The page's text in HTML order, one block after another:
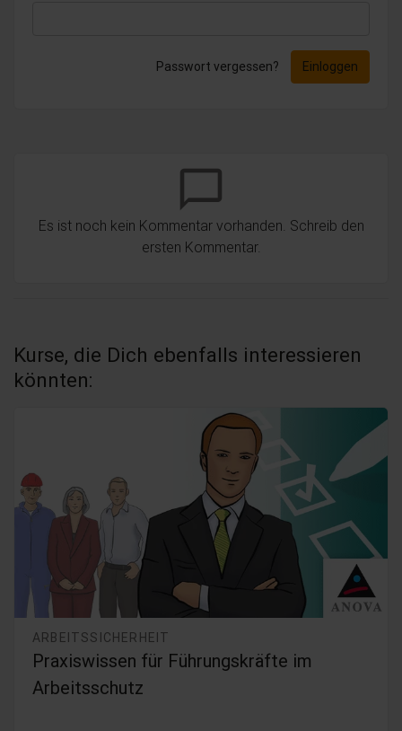
Passwort vergessen? Einloggen
chat_bubble_outline
Es ist noch kein Kommentar vorhanden. Schreib den
ersten Kommentar.
Kurse, die Dich ebenfalls interessieren
könnten:
ARBEITSSICHERHEIT
Praxiswissen für Führungskräfte im
Arbeitsschutz